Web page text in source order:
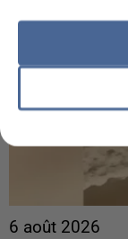
6 août 2026